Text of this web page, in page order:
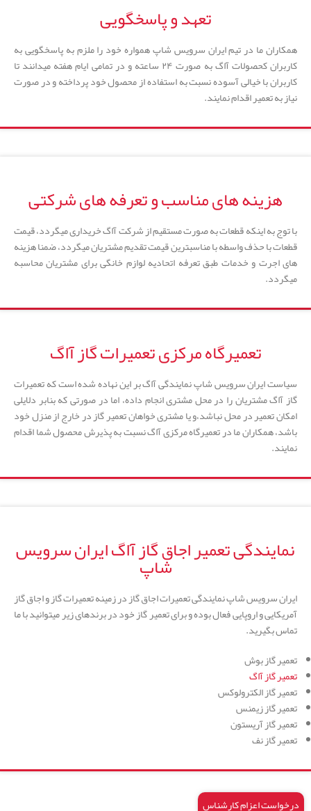
تعهد و پاسخگویی
همکاران ما در تیم ایران سرویس شاپ همواره خود را ملزم به پاسخگویی به
کاربران کحصولات آاگ به صورت ۲۴ ساعته و در تمامی ایام هفته میدانند تا
کاربران با خیالی آسوده نسبت به استفاده از محصول خود پرداخته و در صورت
نیاز به تعمیر اقدام نمایند.
هزینه های مناسب و تعرفه های شرکتی
با توج به اینکه قطعات به صورت مستقیم از شرکت آاگ خریداری میگردد، قیمت
قطعات با حذف واسطه با مناسبترین قیمت تقدیم مشتریان میگردد، ضمنا هزینه
های اجرت و خدمات طبق تعرفه اتحادیه لوازم خانگی برای مشتریان محاسبه
میگردد.
تعمیرگاه مرکزی تعمیرات گاز آاگ
سیاست ایران سرویس شاپ نمایندگی آاگ بر این نهاده شده است که تعمیرات
گاز آاگ مشتریان را در محل مشتری انجام داده، اما در صورتی که بنابر دلایلی
امکان تعمیر در محل نباشد،و یا مشتری خواهان تعمیر گاز در خارج از منزل خود
باشد، همکاران ما در تعمیرگاه مرکزی آاگ نسبت به پذیرش محصول شما اقدام
نمایند.
نمایندگی تعمیر اجاق گاز آاگ ایران سرویس
شاپ
ایران سرویس شاپ نمایندگی تعمیرات اجاق گاز در زمینه تعمیرات گاز و اجاق گاز
آمریکایی و اروپایی فعال بوده و برای تعمیر گاز خود در برندهای زیر میتوانید با ما
تماس بگیرید.
تعمیر گاز بوش
تعمیر گاز آاگ
تعمیر گاز الکترولوکس
تعمیر گاز زیمنس
تعمیر گاز آریستون
تعمیر گاز نف
درخواست اعزام کارشناس